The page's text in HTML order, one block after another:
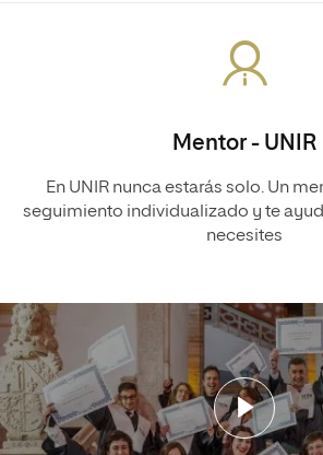
Mentor - UNIR
En UNIR nunca estarás solo. Un
seguimiento individualizado y te
necesites